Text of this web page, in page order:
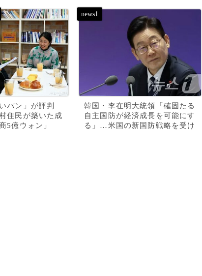
パン」が評判
住民が築いた成
5億ウォン」
韓国・李在明大統領「確固たる
自主国防が経済成長を可能にす
る」…米国の新国防戦略を受け